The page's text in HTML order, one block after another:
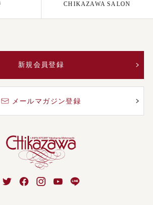
CHIKAZAWA SALON
新規会員登録
メールマガジン登録